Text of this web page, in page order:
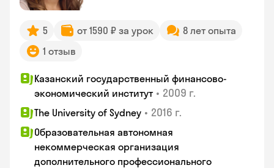
5 от 1590 ₽ за урок
8 лет опыта
1 отзыв
Казанский государственный финансово-
экономический институт • 2009 г.
The University of Sydney • 2016 г.
Образовательная автономная
некоммерческая организация
дополнительного профессионального